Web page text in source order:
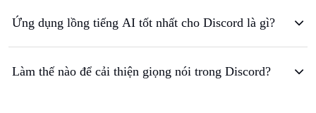
Ứng dụng lồng tiếng AI tốt nhất cho Discord là gì?
Làm thế nào để cải thiện giọng nói trong Discord?